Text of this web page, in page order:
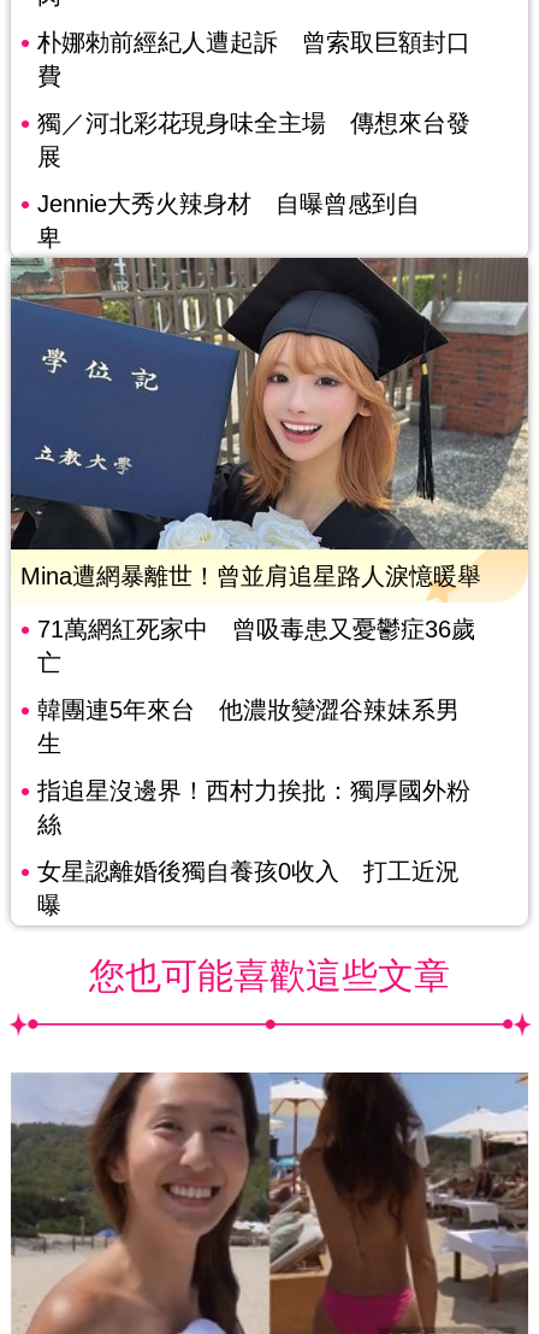
朴娜勑前經紀人遭起訴 曾索取巨額封口
費
獨／河北彩花現身味全主場 傳想來台發
展
Jennie大秀火辣身材 自曝曾感到自
卑
Mina遭網暴離世！曾並肩追星路人淚憶暖舉
71萬網紅死家中 曾吸毒患又憂鬱症36歲
亡
韓團連5年來台 他濃妝變澀谷辣妹系男
生
指追星沒邊界！西村力挨批：獨厚國外粉
絲
女星認離婚後獨自養孩0收入 打工近況
曝
您也可能喜歡這些文章